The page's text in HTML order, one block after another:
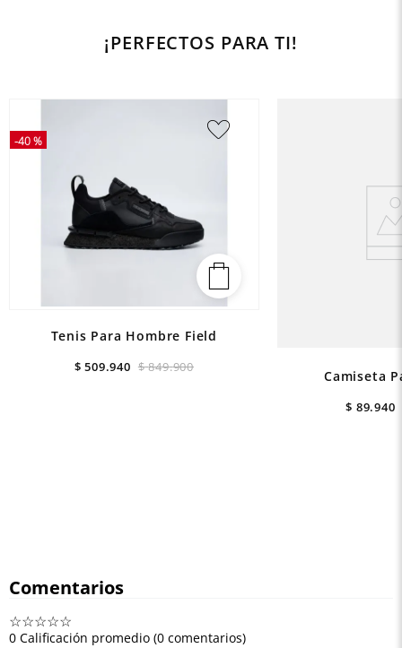
¡PERFECTOS PARA TI!
-40 %
Tenis Para Hombre Field
$ 849.900
$ 509.940
Camiseta
$ 89.940
Comentarios
☆☆☆☆☆
0 Calificación promedio (0 comentarios)